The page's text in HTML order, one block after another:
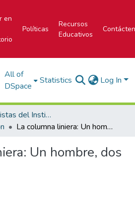
en
Políticas
Recursos
Educativos
All of
DSpace
Statistics Log In
Portal de Revistas del Instituto Tecnológico de Costa Rica
La columna liniera: Un hombre, dos historias
Un hombre, dos